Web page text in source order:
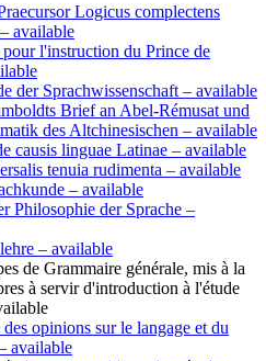
Logicus complectens
– available
l'instruction du Prince de
der Sprachwissenschaft – available
Brief an Abel-Rémusat und
des Altchinesischen – available
causis linguae Latinae – available
tenuia rudimenta – available
– available
Philosophie der Sprache –
– available
de Grammaire générale, mis à la
à servir d'introduction à l'étude
opinions sur le langage et du
available